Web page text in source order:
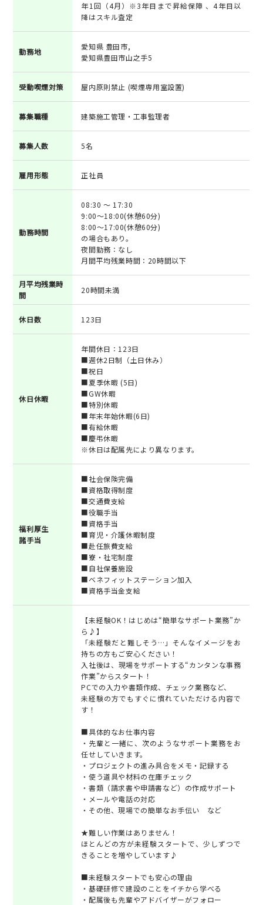
年1回（4月）※3年目まで昇給保障 、4年目以
降はスキル査定
勤務地
愛知県 豊田市,
愛知県豊田市山之手5
受動喫煙対策 屋内原則禁止 (喫煙専用室設置)
募集職種 建築施工管理・工事監理者
募集人数 5名
雇用形態 正社員
勤務時間
08:30 ～ 17:30
9:00～18:00(休憩60分)
8:00～17:00(休憩60分)
の場合もあり。
夜間勤務：なし
月間平均残業時間：20時間以下
月平均残業時
間
20時間未満
休日数 123日
休日休暇
年間休日：123日
■週休2日制（土日休み）
■祝日
■夏季休暇 (5日)
■GW休暇
■特別休暇
■年末年始休暇(6日)
■有給休暇
■慶弔休暇
※休日は配属先により異なります。
福利厚生
諸手当
■社会保険完備
■資格取得制度
■交通費支給
■役職手当
■資格手当
■育児・介護休暇制度
■赴任旅費支給
■寮・社宅制度
■自社保養施設
■ベネフィットステーション加入
■資格手当金支給
【未経験OK！はじめは“簡単なサポート業務”か
ら♪】
「未経験だと難しそう…」そんなイメージをお
持ちの方もご安心ください！
入社後は、現場をサポートする“カンタンな事務
作業”からスタート！
PCでの入力や書類作成、チェック業務など、
未経験の方でもすぐに慣れていただける内容で
す！
■具体的なお仕事内容
・先輩と一緒に、次のようなサポート業務をお
任せしていきます。
・プロジェクトの進み具合をメモ・記録する
・使う道具や材料の在庫チェック
・書類（請求書や申請書など）の作成サポート
・メールや電話の対応
・その他、現場での簡単なお手伝い など
★難しい作業はありません！
ほとんどの方が未経験スタートで、少しずつで
きることを増やしています♪
■未経験スタートでも安心の理由
・基礎研修で建設のことをイチから学べる
・配属後も先輩やアドバイザーがフォロー